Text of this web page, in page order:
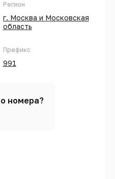
Регион
г. Москва и Московская
область
Префикс
991
номера?